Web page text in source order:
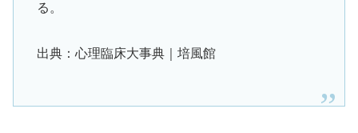
る。
出典：心理臨床大事典｜培風館